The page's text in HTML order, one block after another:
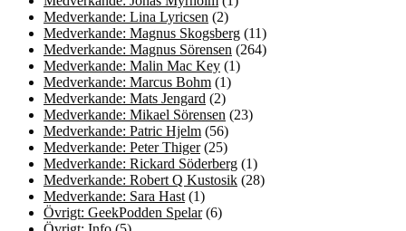
Medverkande: Lina Lyricsen (2)
Medverkande: Magnus Skogsberg (11)
Medverkande: Magnus Sörensen (264)
Medverkande: Malin Mac Key (1)
Medverkande: Marcus Bohm (1)
Medverkande: Mats Jengard (2)
Medverkande: Mikael Sörensen (23)
Medverkande: Patric Hjelm (56)
Medverkande: Peter Thiger(25)
Medverkande: Rickard Söderberg (1)
Medverkande: Robert Q Kustosik (28)
Medverkande: Sara Hast (1)
Övrigt: GeekPodden Spelar(6)